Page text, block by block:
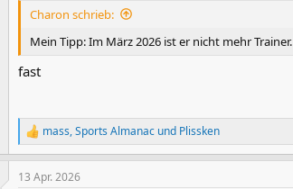
Charon schrieb:
Mein Tipp: Im März 2026 ist er nicht mehr Trainer.
fast
R
e
a
k
mass,Sports Almanac und Plissken
13 Apr. 2026